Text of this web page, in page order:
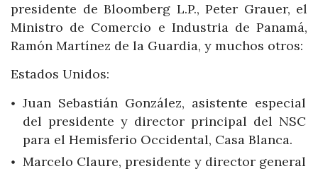
presidente de Bloomberg L.P., Peter Grauer, el
Ministro de Comercio e Industria de Panamá,
Ramón Martínez de la Guardia, y muchos otros:
Estados Unidos:
Juan Sebastián González, asistente especial
del presidente y director principal del NSC
para el Hemisferio Occidental, Casa Blanca.
Marcelo Claure, presidente y director general